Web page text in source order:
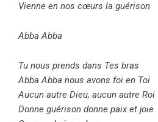
Vienne en nos cœurs la guérison
Abba Abba
Tu nous prends dans Tes bras
Abba Abba nous avons foi en Toi
Aucun autre Dieu, aucun autre Roi
Donne guérison donne paix et joie